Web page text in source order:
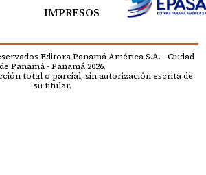
IMPRESOS
Editora Panamá América S.A. - Ciudad
de Panamá - Panamá 2026.
total o parcial, sin autorización escrita de
su titular.